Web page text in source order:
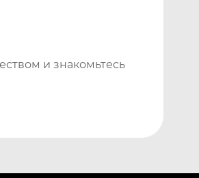
и знакомьтесь